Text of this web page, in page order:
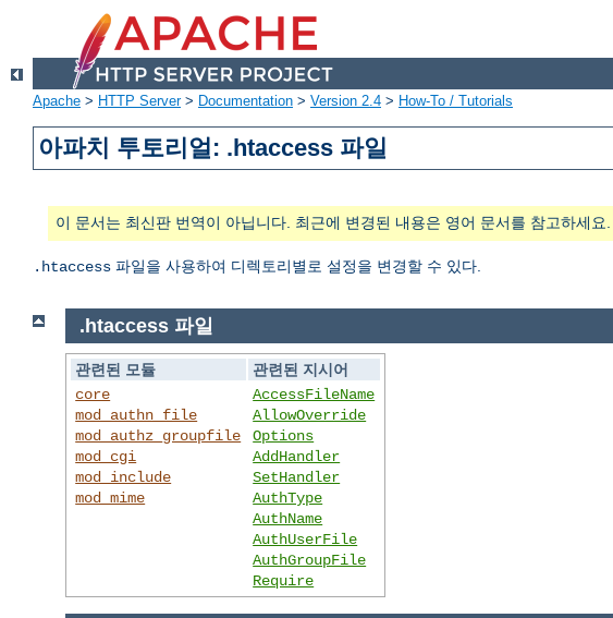
Apache > HTTP Server> Documentation > Version 2.4 > How-To / Tutorials
아파치 투토리얼: .htaccess 파일
이 문서는 최신판 번역이 아닙니다. 최근에 변경된 내용은 영어 문서를 참고하세요.
.htaccess 파일을 사용하여 디렉토리별로 설정을 변경할 수 있다.
.htaccess 파일
관련된 모듈
관련된 지시어
core
mod_authn_file
mod_authz_groupfile
mod_cgi
mod_include
mod_mime
AccessFileName
AllowOverride
Options
AddHandler
SetHandler
AuthType
AuthName
AuthUserFile
AuthGroupFile
Require